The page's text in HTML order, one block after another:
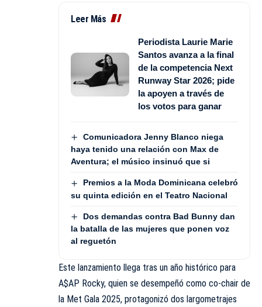
Leer Más
Periodista Laurie Marie
Santos avanza a la final
de la competencia Next
Runway Star 2026; pide
la apoyen a través de
los votos para ganar
Comunicadora Jenny Blanco niega
haya tenido una relación con Max de
Aventura; el músico insinuó que si
Premios a la Moda Dominicana celebró
su quinta edición en el Teatro Nacional
Dos demandas contra Bad Bunny dan
la batalla de las mujeres que ponen voz
al reguetón
Este lanzamiento llega tras un año histórico para
A$AP Rocky, quien se desempeñó como co-chair de
la Met Gala 2025, protagonizó dos largometrajes